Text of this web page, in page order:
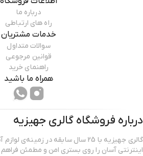
درباره ما
راه های ارتباطی
خدمات مشتریان
سوالات متداول
قوانین مرجوعی
راهنمای خرید
همراه ما باشید
درباره فروشگاه گالری جهیزیه
گالری جهیزیه با 25 سال سابقه در
اینترنتی آسان را روی بستری امن و مطمئن